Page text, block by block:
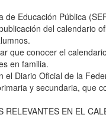
de Educación Pública
del calendario
que conocer el
en familia.
el Diario Oficial de la
y secundaria, que
RELEVANTES EN EL